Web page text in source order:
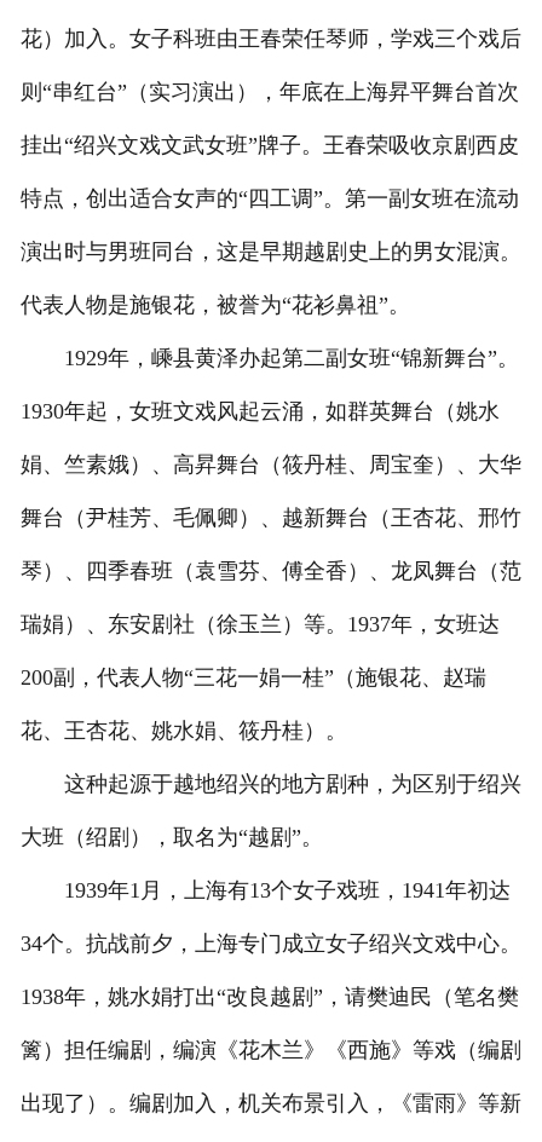
花）加入。女子科班由王春荣任琴师，学戏三个戏后
则“串红台”（实习演出），年底在上海昇平舞台首次
挂出“绍兴文戏文武女班”牌子。王春荣吸收京剧西皮
特点，创出适合女声的“四工调”。第一副女班在流动
演出时与男班同台，这是早期越剧史上的男女混演。
代表人物是施银花，被誉为“花衫鼻祖”。
1929年，嵊县黄泽办起第二副女班“锦新舞台”。
1930年起，女班文戏风起云涌，如群英舞台（姚水
娟、竺素娥）、高昇舞台（筱丹桂、周宝奎）、大华
舞台（尹桂芳、毛佩卿）、越新舞台（王杏花、邢竹
琴）、四季春班（袁雪芬、傅全香）、龙凤舞台（范
瑞娟）、东安剧社（徐玉兰）等。1937年，女班达
200副，代表人物“三花一娟一桂”（施银花、赵瑞
花、王杏花、姚水娟、筱丹桂）。
这种起源于越地绍兴的地方剧种，为区别于绍兴
大班（绍剧），取名为“越剧”。
1939年1月，上海有13个女子戏班，1941年初达
34个。抗战前夕，上海专门成立女子绍兴文戏中心。
1938年，姚水娟打出“改良越剧”，请樊迪民（笔名樊
篱）担任编剧，编演《花木兰》《西施》等戏（编剧
出现了）。编剧加入，机关布景引入，《雷雨》等新